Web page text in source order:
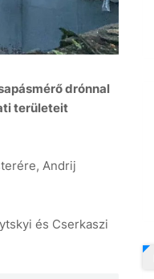
drónnal
területeit
Andrij
és Cserkaszi